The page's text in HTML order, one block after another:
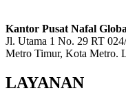
Kantor Pusat Nafal
Jl. Utama 1 No. 29 RT
Metro Timur, Kota Metro.
LAYANAN